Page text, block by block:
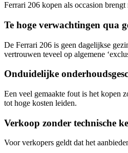
Ferrari 206 kopen als occasion
Te hoge verwachtingen qua
De Ferrari 206 is geen dagelijkse
vertrouwen teveel op algemene
Onduidelijke
Een veel gemaakte fout is het kopen
tot hoge kosten leiden.
Verkoop zonder technische
Voor verkopers geldt dat het